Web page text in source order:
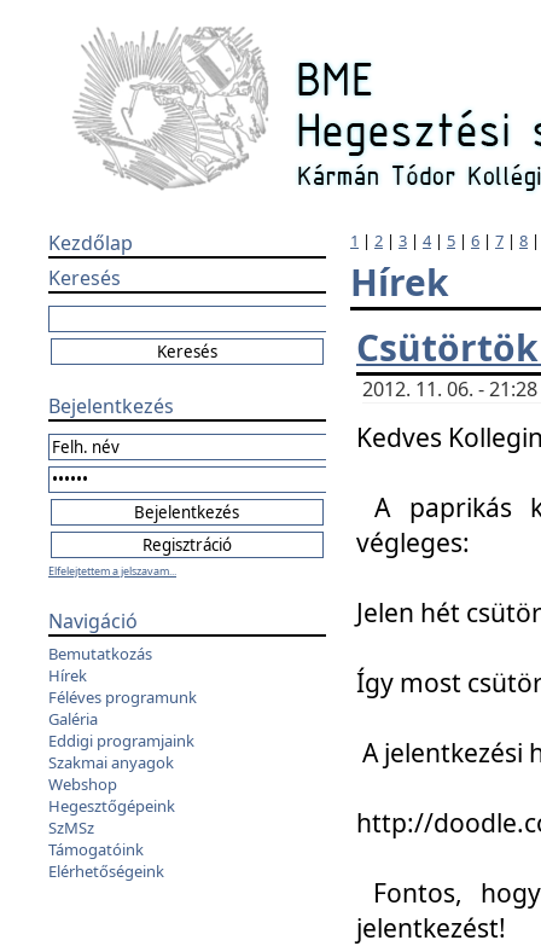
Kezdőlap
Keresés
Bejelentkezés
Elfelejtettem a jelszavam...
Navigáció
Bemutatkozás
Hírek
Féléves programunk
Galéria
Eddigi programjaink
Szakmai anyagok
Webshop
Hegesztőgépeink
SzMSz
Támogatóink
Elérhetőségeink
1 | 2 | 3 | 4| 5 | 6 | 7 | 8
Hírek
2012. 11. 06. -
Kedves
A paprikás
végleges:
Jelen hét
Így most
A jelentkezési
http://
Fontos,
jelentkezést!